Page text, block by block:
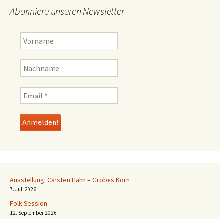
Abonniere unseren Newsletter
Ausstellung: Carsten Hahn – Grobes Korn
7. Juli 2026
Folk Session
12. September 2026